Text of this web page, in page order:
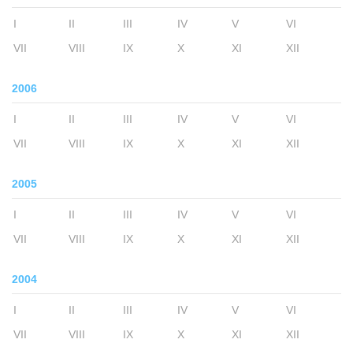
I II III IV V
VI
VII
VIII IX X XI XII
2006
I II III IV V
VI
VII
VIII IX X XI XII
2005
I II III IV V
VI
VII
VIII IX X XI XII
2004
I II III IV V
VI
VII
VIII IX X XI XII